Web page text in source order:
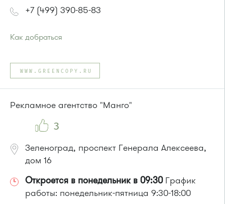
+7 (499) 390-85-83
Как добраться
Автобус № 22.
Маршрутка № 460м
или до остановки"Корпус 1620":
WWW.GREENCOPY.RU
Рекламное агентство "Манго"
3
Зеленоград, проспект Генерала Алексеева,
дом 16
Откроется в понедельник в 09:30График
работы: понедельник-пятница 9:30-18:00